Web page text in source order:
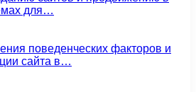
для…
поведенческих факторов и
сайта в…